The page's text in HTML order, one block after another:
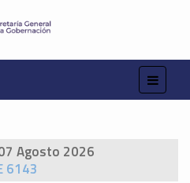
Agosto 2026
6143